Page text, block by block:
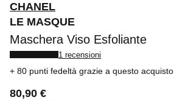
CHANEL
LE MASQUE
Maschera Viso Esfoliante
1 recensioni
80 punti fedeltà grazie a questo acquisto
80,90 €